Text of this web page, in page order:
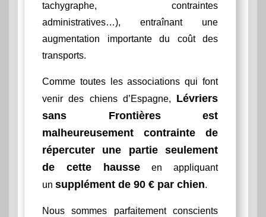
tachygraphe, contraintes
administratives…), entraînant une
augmentation importante du coût des
transports.
Comme toutes les associations qui font
venir des chiens d’Espagne, Lévriers
sans Frontières est
malheureusement contrainte de
répercuter une partie seulement
de cette hausse en appliquant
un supplément de 90 € par chien.
Nous sommes parfaitement conscients